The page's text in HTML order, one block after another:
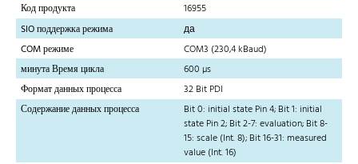
Код продукта
16955
SIO поддержка режима
да
COM режиме
COM3 (230,4 kBaud)
минута Время цикла
600 µs
Формат данных процесса
32 Bit PDI
Содержание данных процесса
Bit 0: initial state Pin 4; Bit 1: initial
state Pin 2; Bit 2-7: evaluation; Bit 8-
15: scale (Int. 8); Bit 16-31: measured
value (Int. 16)